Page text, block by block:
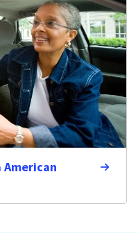
American